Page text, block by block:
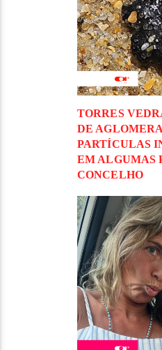
TORRES
DE
PARTÍCULAS
EM ALGUMAS
CONCELHO